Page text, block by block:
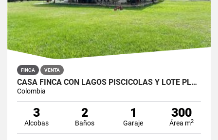
FINCA VENTA
CASA FINCA CON LAGOS PISCÍCOLAS Y LOTE PLANO EN SAN ROQUE
Colombia
3
Alcobas
2
Baños
1
Garaje
300
Área m2